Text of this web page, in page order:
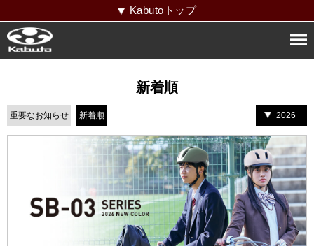
Kabutoトップ
新着順
重要なお知らせ 新着順 2026